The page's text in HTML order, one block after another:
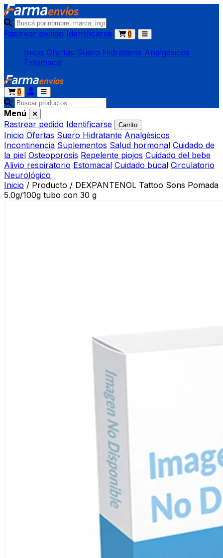
Rastrear pedido Identificarse 0
Inicio Ofertas Suero Hidratante Analgésicos
Estomacal
0
Menú
Rastrear pedido Identificarse Carrito
Inicio Ofertas Suero Hidratante Analgésicos
Incontinencia Suplementos Salud hormonal Cuidado de
la piel Osteoporosis Repelente piojos Cuidado del bebe
Alivio respiratorio Estomacal Cuidado bucal Circulatorio
Neurológico
Inicio / Producto / DEXPANTENOL Tattoo Sons Pomada
5.0g/100g tubo con 30 g